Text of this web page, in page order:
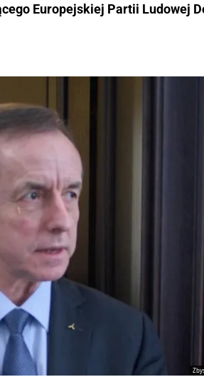
Europejskiej Partii Ludowej